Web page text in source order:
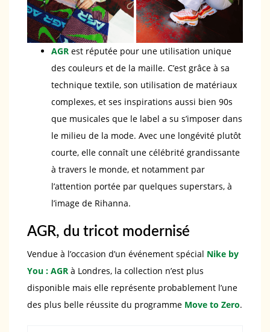
AGR est réputée pour une utilisation unique
des couleurs et de la maille. C’est grâce à sa
technique textile, son utilisation de matériaux
complexes, et ses inspirations aussi bien 90s
que musicales que le label a su s’imposer dans
le milieu de la mode. Avec une longévité plutôt
courte, elle connaît une célébrité grandissante
à travers le monde, et notamment par
l’attention portée par quelques superstars, à
l’image de Rihanna.
AGR, du tricot modernisé
Vendue à l’occasion d’un événement spécial Nike by
You : AGR à Londres, la collection n’est plus
disponible mais elle représente probablement l’une
des plus belle réussite du programme Move to Zero.